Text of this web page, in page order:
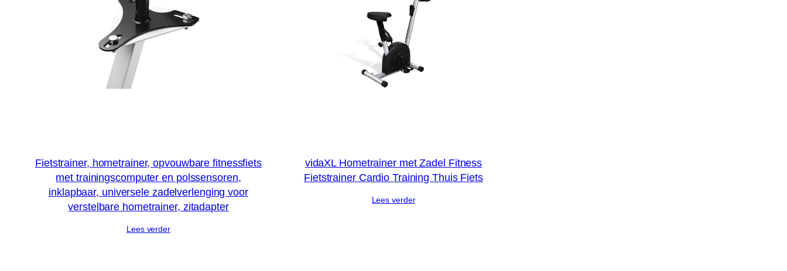
Fietstrainer, hometrainer, opvouwbare fitnessfiets
met trainingscomputer en polssensoren,
inklapbaar, universele zadelverlenging voor
verstelbare hometrainer, zitadapter
Lees verder
vidaXL Hometrainer met Zadel Fitness
Fietstrainer Cardio Training Thuis Fiets
Lees verder